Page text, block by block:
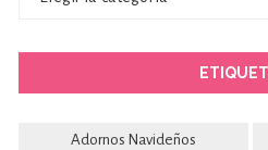
Adornos Navideños